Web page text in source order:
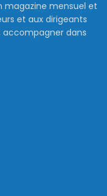
magazine mensuel et
et aux dirigeants
accompagner dans